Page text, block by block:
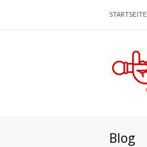
STARTSEITE
Blog